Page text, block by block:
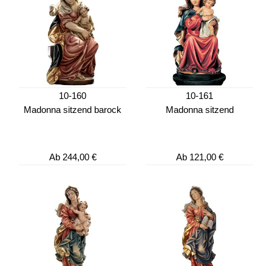
10-160
Madonna sitzend barock
Ab244,00 €
10-161
Madonna sitzend
Ab121,00 €